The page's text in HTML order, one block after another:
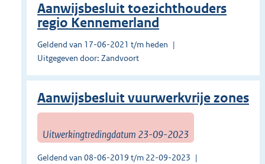
Aanwijsbesluit toezichthouders
regio Kennemerland
Geldend van 17-06-2021 t/m heden
Uitgegeven door: Zandvoort
Aanwijsbesluit vuurwerkvrije zones
Uitwerkingtredingdatum 23-09-2023
Geldend van 08-06-2019 t/m 22-09-2023